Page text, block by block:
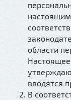
области
вводятся
В